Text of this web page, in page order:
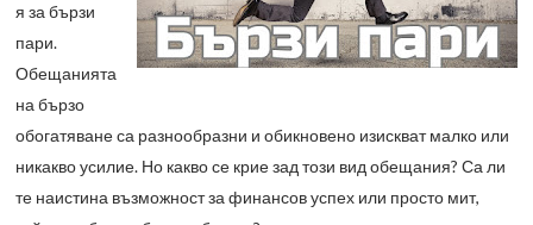
я за бързи
пари.
Обещанията
на бързо
обогатяване са разнообразни и обикновено изискват малко или
никакво усилие. Но какво се крие зад този вид обещания? Са ли
те наистина възможност за финансов успех или просто мит,